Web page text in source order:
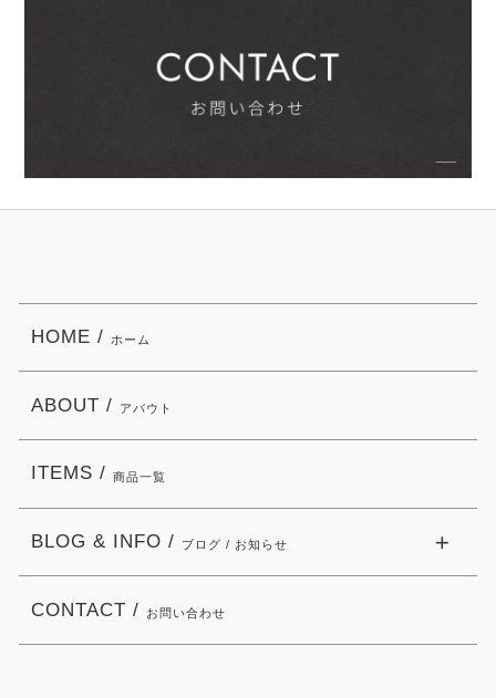
HOME / ホーム
ABOUT / アバウト
ITEMS / 商品一覧
BLOG & INFO / ブログ / お知らせ
CONTACT / お問い合わせ